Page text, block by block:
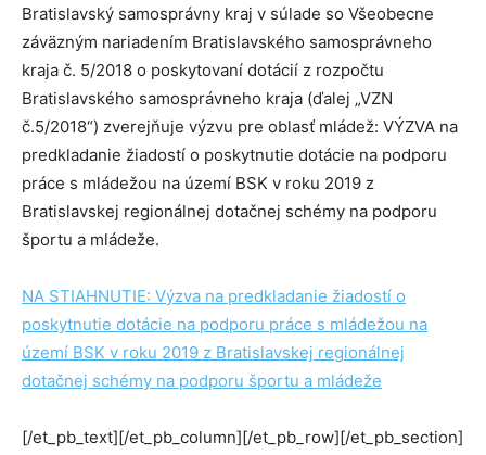
Bratislavský samosprávny kraj v súlade so Všeobecne
záväzným nariadením Bratislavského samosprávneho
kraja č. 5/2018 o poskytovaní dotácií z rozpočtu
Bratislavského samosprávneho kraja (ďalej „VZN
č.5/2018“) zverejňuje výzvu pre oblasť mládež: VÝZVA na
predkladanie žiadostí o poskytnutie dotácie na podporu
práce s mládežou na území BSK v roku 2019 z
Bratislavskej regionálnej dotačnej schémy na podporu
športu a mládeže.
NA STIAHNUTIE: Výzva na predkladanie žiadostí o
poskytnutie dotácie na podporu práce s mládežou na
území BSK v roku 2019 z Bratislavskej regionálnej
dotačnej schémy na podporu športu a mládeže
[/et_pb_text][/et_pb_column][/et_pb_row][/et_pb_section]